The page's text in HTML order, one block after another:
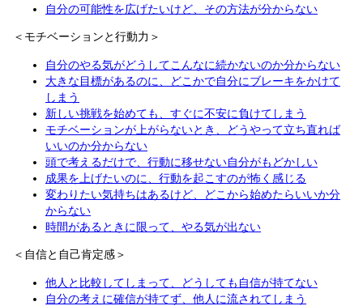
自分の可能性を広げたいけど、その方法が分からない
＜モチベーションと行動力＞
自分のやる気がどうしてこんなに続かないのか分からない
大きな目標があるのに、どこかで自分にブレーキをかけて
しまう
新しい挑戦を始めても、すぐに不安に負けてしまう
モチベーションが上がらないとき、どうやって立ち直れば
いいのか分からない
頭で考えるだけで、行動に移せない自分がもどかしい
成果を上げたいのに、行動を起こすのが怖く感じる
変わりたい気持ちはあるけど、どこから始めたらいいか分
からない
時間があるときに限って、やる気が出ない
＜自信と自己肯定感＞
他人と比較してしまって、どうしても自信が持てない
自分の考えに確信が持てず、他人に流されてしまう